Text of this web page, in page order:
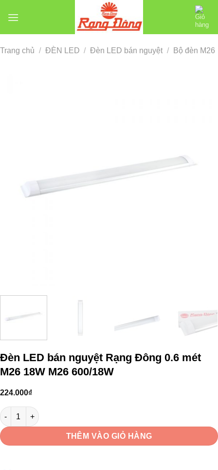
đến
Trang chủ / ĐÈN LED / Đèn LED bán nguyệt / Bộ đèn M26
Đèn LED bán nguyệt Rạng Đông 0.6 mét
M26 18W M26 600/18W
224.000₫
Đèn LED bán nguyệt Rạng Đông 0.6 mét M26 18W M26 600/18W
THÊM VÀO GIỎ HÀNG